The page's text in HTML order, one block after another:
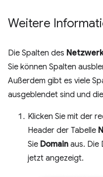
Weitere
Die Spalten des
Sie können Spalten
Außerdem gibt es viele
ausgeblendet sind und
Klicken Sie mit der
Header der Tabelle
Sie Domain aus. Die
jetzt angezeigt.